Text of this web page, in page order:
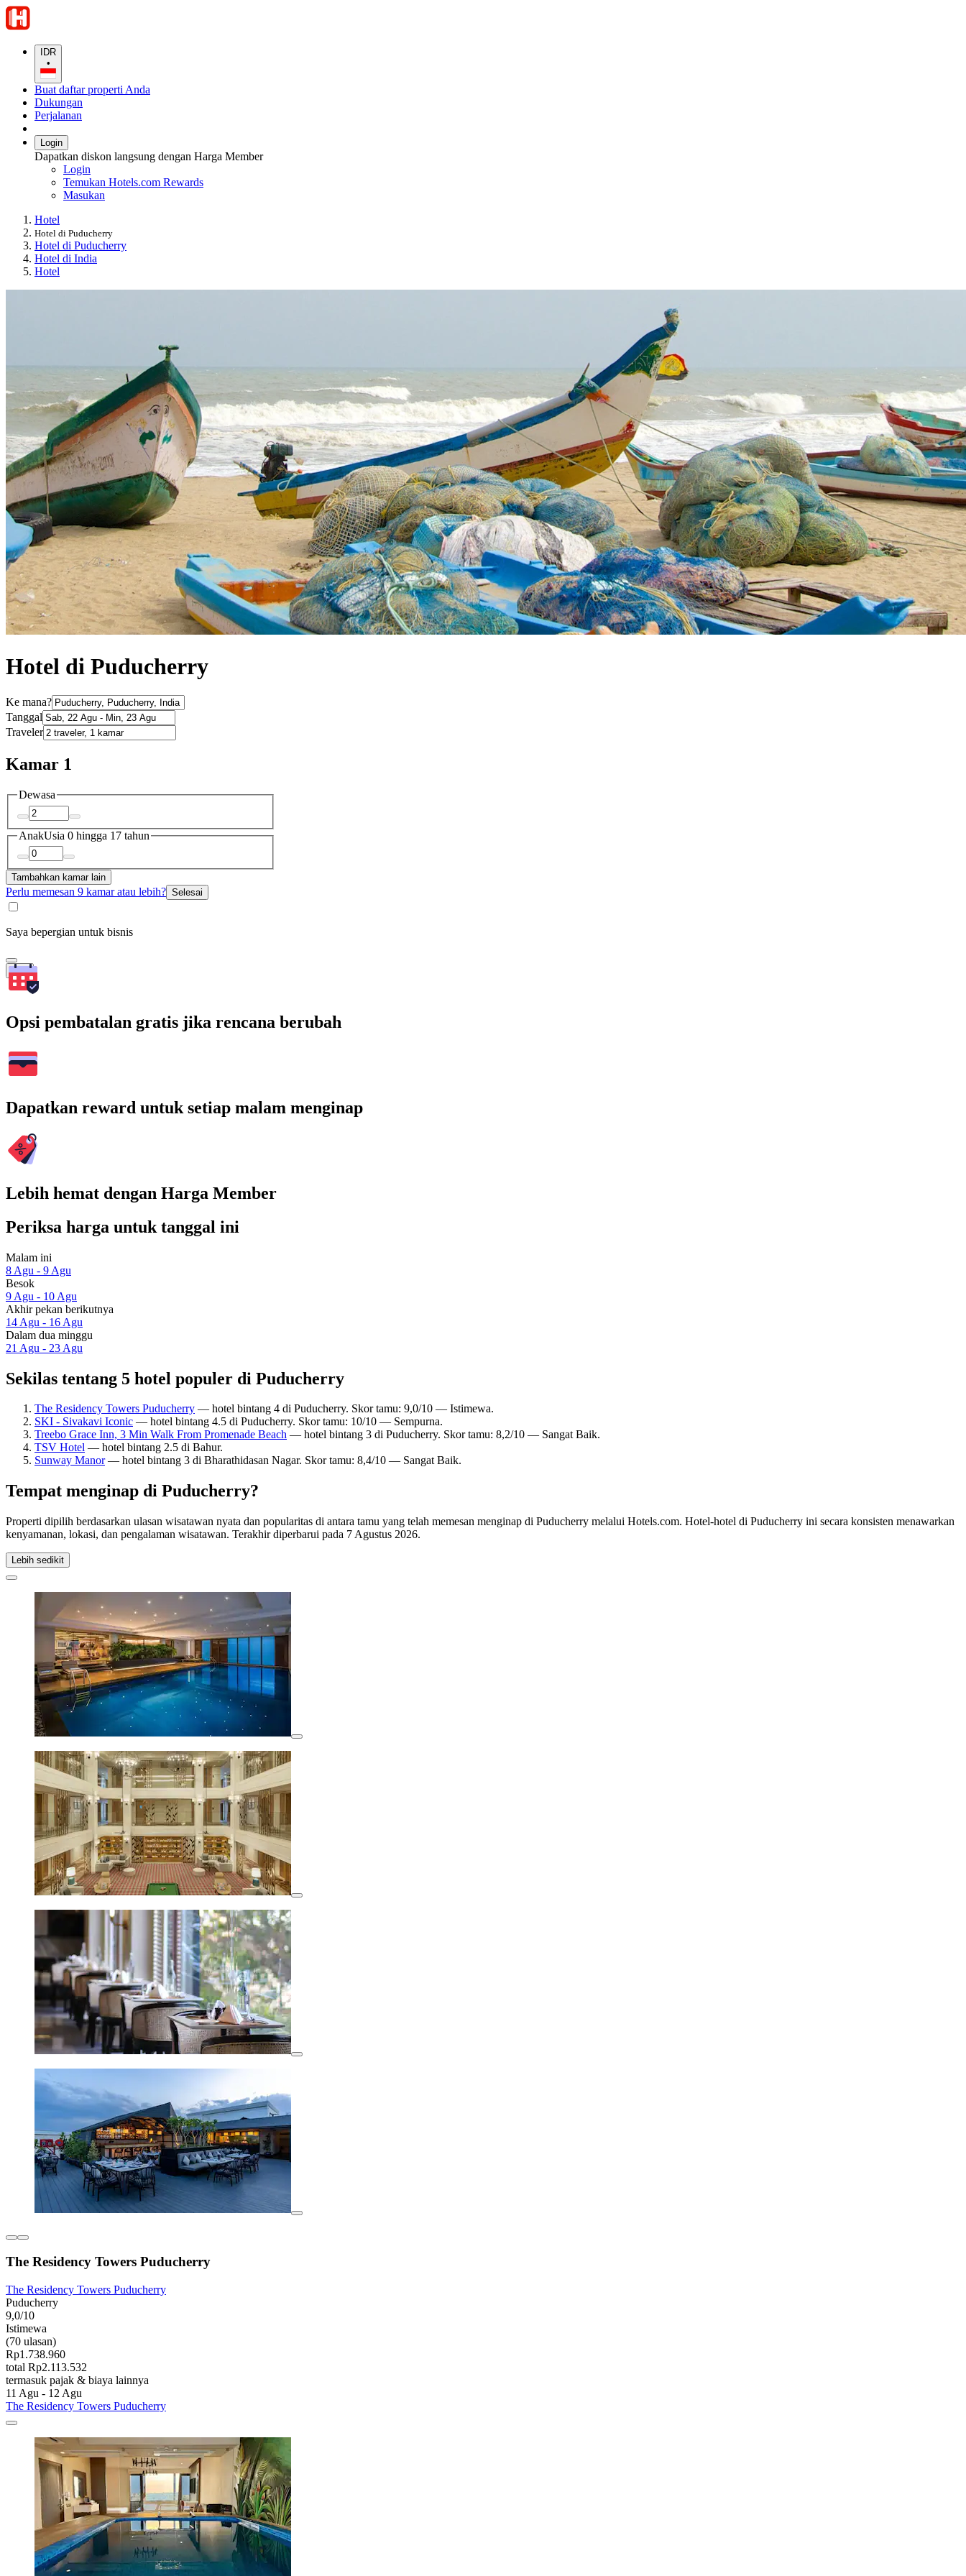
IDR
•
Buat daftar properti Anda
Dukungan
Perjalanan
Login
Dapatkan diskon langsung dengan Harga Member
Login
Temukan Hotels.com Rewards
Masukan
Hotel
Hotel di Puducherry
Hotel di Puducherry
Hotel di India
Hotel
Hotel di Puducherry
Ke mana?
Tanggal
Traveler
Kamar 1
Dewasa
AnakUsia 0 hingga 17 tahun
Tambahkan kamar lain
Perlu memesan 9 kamar atau lebih? Selesai
Saya bepergian untuk bisnis
Cari
Opsi pembatalan gratis jika rencana berubah
Dapatkan reward untuk setiap malam menginap
Lebih hemat dengan Harga Member
Periksa harga untuk tanggal ini
Malam ini
8 Agu - 9 Agu
Besok
9 Agu - 10 Agu
Akhir pekan berikutnya
14 Agu - 16 Agu
Dalam dua minggu
21 Agu - 23 Agu
Sekilas tentang 5 hotel populer di Puducherry
The Residency Towers Puducherry — hotel bintang 4 di Puducherry. Skor tamu: 9,0/10 — Istimewa.
SKI - Sivakavi Iconic — hotel bintang 4.5 di Puducherry. Skor tamu: 10/10 — Sempurna.
Treebo Grace Inn, 3 Min Walk From Promenade Beach — hotel bintang 3 di Puducherry. Skor tamu: 8,2/10 — Sangat Baik.
TSV Hotel — hotel bintang 2.5 di Bahur.
Sunway Manor— hotel bintang 3 di Bharathidasan Nagar. Skor tamu: 8,4/10 — Sangat Baik.
Tempat menginap di Puducherry?
Properti dipilih berdasarkan ulasan wisatawan nyata dan popularitas di antara tamu yang telah memesan menginap di Puducherry melalui Hotels.com. Hotel-hotel di Puducherry ini secara konsisten menawarkan
kenyamanan, lokasi, dan pengalaman wisatawan. Terakhir diperbarui pada 7 Agustus 2026.
Lebih sedikit
The Residency Towers Puducherry
The Residency Towers Puducherry
Puducherry
9,0/10
Istimewa
(70 ulasan)
Rp1.738.960
total Rp2.113.532
termasuk pajak & biaya lainnya
11 Agu - 12 Agu
The Residency Towers Puducherry